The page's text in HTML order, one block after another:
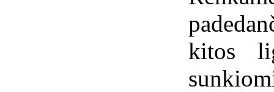
kitos